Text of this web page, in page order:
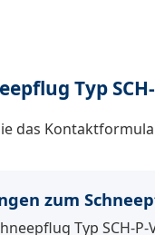
Typ
das
zum
Typ SCH-